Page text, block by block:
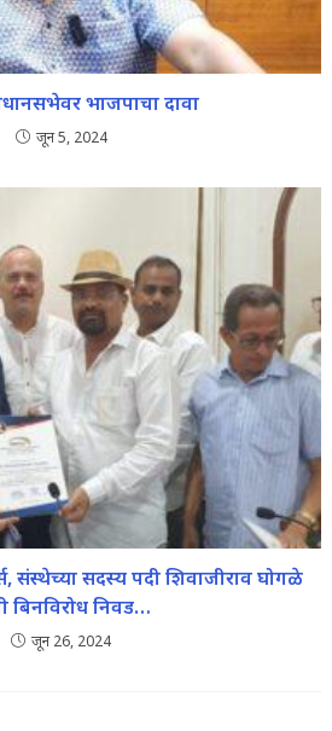
भाजपाचा दावा
जून 5, 2024
संस्थेच्या सदस्य पदी शिवाजीराव घोगळे
बिनविरोध निवड…
जून 26, 2024